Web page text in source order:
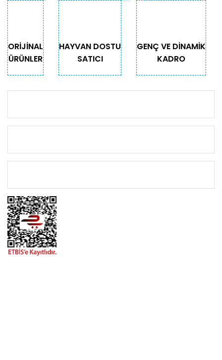
ORİJİNAL
ÜRÜNLER
HAYVAN DOSTU
SATICI
GENÇ VE DİNAMİK
KADRO